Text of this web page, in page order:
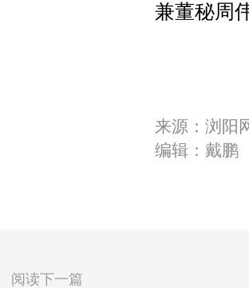
兼董秘周
来源：浏阳
编辑：戴鹏
阅读下一篇